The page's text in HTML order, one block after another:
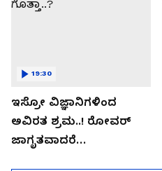
ಇಸ್ರೋ ವಿಜ್ಞಾನಿಗಳಿಂದ
ಅವಿರತ ಶ್ರಮ..! ರೋವರ್
ಜಾಗೃತವಾದರೆ
19:30